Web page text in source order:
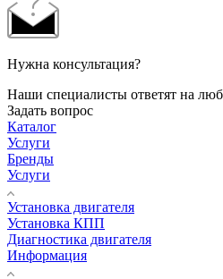
Нужна консультация?
Наши специалисты ответят на
Задать вопрос
Каталог
Услуги
Бренды
Услуги
Установка двигателя
Установка КПП
Диагностика двигателя
Информация